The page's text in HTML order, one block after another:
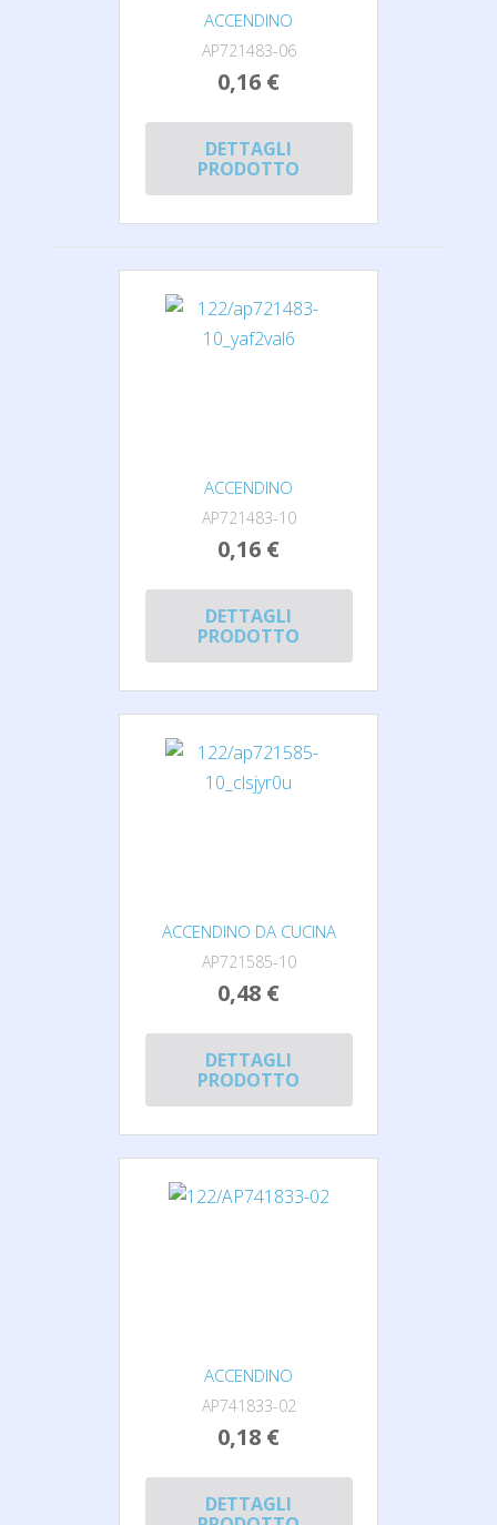
ACCENDINO
AP721483-06
0,16 €
DETTAGLI
PRODOTTO
ACCENDINO
AP721483-10
0,16 €
DETTAGLI
PRODOTTO
ACCENDINO DA CUCINA
AP721585-10
0,48 €
DETTAGLI
PRODOTTO
ACCENDINO
AP741833-02
0,18 €
DETTAGLI